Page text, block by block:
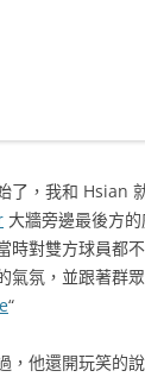
了，我和 Hsian
大牆旁邊最後方
時對雙方球員都
氣氛，並跟著群
“
，他還開玩笑的